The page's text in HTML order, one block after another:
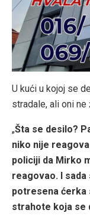
U kući u kojoj se
stradale, ali oni ne
„Šta se desilo?
niko nije
policiji da Mirko
reagovao. I sada
potresena ćerka
strahote koja se